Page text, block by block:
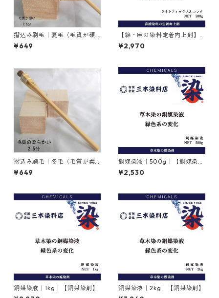
摺込み刷毛｜夏毛（毛質が硬
い）2.5分
¥649
【綿・麻の染料定着向上剤】
｜500g｜ライトフィックスA
コンク
¥2,970
摺込み刷毛｜冬毛（毛質が柔
らかい）2.5分
¥649
銅媒染液｜500g｜【銅媒染
剤】
¥2,530
銅媒染液｜1kg｜【銅媒染剤】 銅媒染液｜2kg｜【銅媒染剤】